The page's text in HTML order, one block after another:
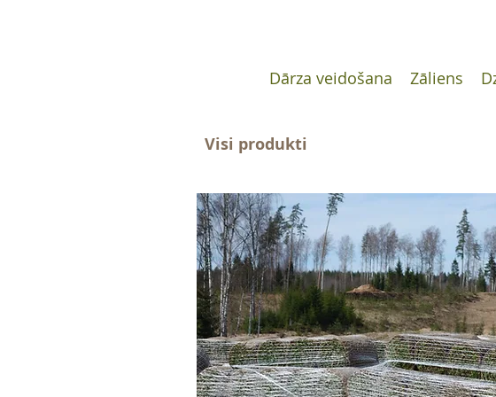
Dārza veidošana Zāliens
Visi produkti